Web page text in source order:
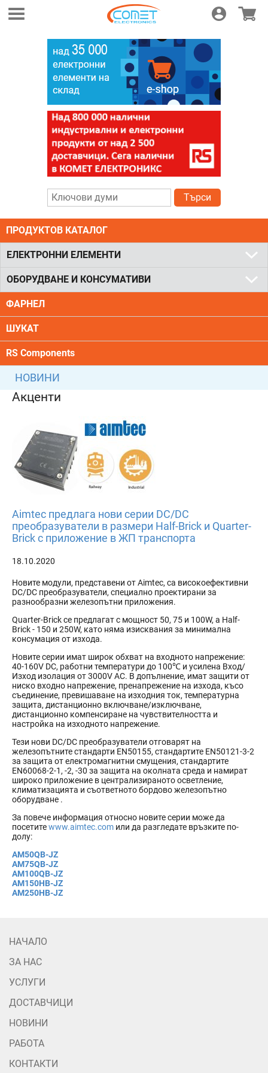
Логин
Търси
ПРОДУКТОВ КАТАЛОГ
ЕЛЕКТРОННИ ЕЛЕМЕНТИ
ОБОРУДВАНЕ И КОНСУМАТИВИ
ФАРНЕЛ
ШУКАТ
RS Components
НОВИНИ
Акценти
Aimtec предлага нови серии DC/DC
преобразуватели в размери Half-Brick и Quarter-
Brick с приложение в ЖП транспорта
18.10.2020
Новите модули, представени от Aimtec, са високоефективни
DC/DC преобразуватели, специално проектирани за
разнообразни железопътни приложения.
Quarter-Brick се предлагат с мощност 50, 75 и 100W, а Half-
Brick - 150 и 250W, като няма изисквания за минимална
консумация от изхода.
Новите серии имат широк обхват на входното напрежение:
40-160V DC, работни температури до 100℃ и усилена Вход/
Изход изолация от 3000V AC. В допълнение, имат защити от
ниско входно напрежение, пренапрежение на изхода, късо
съединение, превишаване на изходния ток, температурна
защита, дистанционно включване/изключване,
дистанционно компенсиране на чувствителността и
настройка на изходното напрежение.
Тези нови DC/DC преобразуватели отговарят на
железопътните стандарти EN50155, стандартите EN50121-3-2
за защита от електромагнитни смущения, стандартите
EN60068-2-1, -2, -30 за защита на околната среда и намират
широко приложение в централизираното осветление,
климатизацията и съответното бордово железопътно
оборудване .
За повече информация относно новите серии може да
посетитеwww.aimtec.com или да разгледате връзките по-
долу:
AM50QB-JZ
AM75QB-JZ
AM100QB-JZ
AM150HB-JZ
AM250HB-JZ
НАЧАЛО
ЗА НАС
УСЛУГИ
ДОСТАВЧИЦИ
НОВИНИ
РАБОТА
КОНТАКТИ